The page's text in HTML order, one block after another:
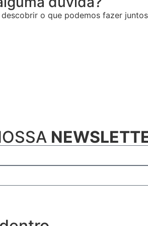
descobrir o que podemos fazer